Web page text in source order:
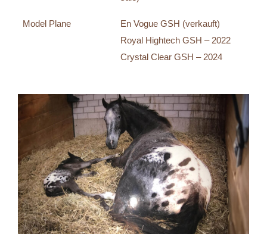
Model Plane
En Vogue GSH (verkauft)
Royal Hightech GSH – 2022
Crystal Clear GSH – 2024